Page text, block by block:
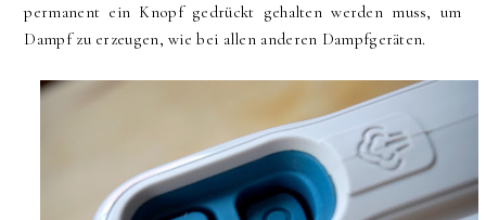
permanent ein Knopf gedrückt gehalten werden muss, um
Dampf zu erzeugen, wie bei allen anderen Dampfgeräten.